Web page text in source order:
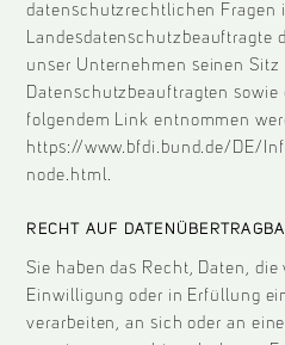
datenschutzrechtlichen Fragen
Landesdatenschutzbeauftragte
unser Unternehmen seinen Sitz
Datenschutzbeauftragten
folgendem Link entnommen
https://www.bfdi.bund.de/DE/
node.html.
RECHT AUF
Sie haben das Recht, Daten,
Einwilligung oder in Erfüllung
verarbeiten, an sich oder an